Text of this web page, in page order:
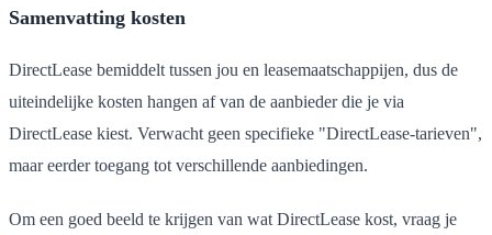
Samenvatting kosten
DirectLease bemiddelt tussen jou en leasemaatschappijen, dus de
uiteindelijke kosten hangen af van de aanbieder die je via
DirectLease kiest. Verwacht geen specifieke "DirectLease-tarieven",
maar eerder toegang tot verschillende aanbiedingen.
Om een goed beeld te krijgen van wat DirectLease kost, vraag je